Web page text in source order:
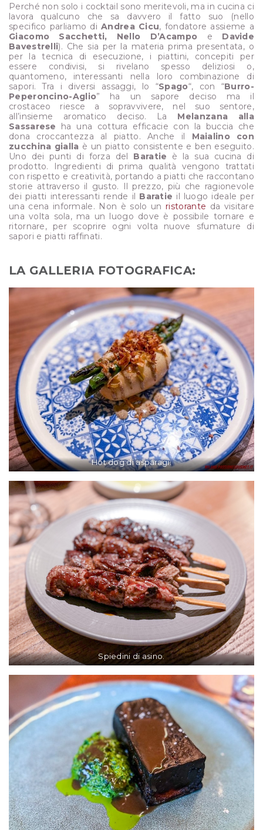
Perché non solo i cocktail sono meritevoli, ma in cucina ci
lavora qualcuno che sa davvero il fatto suo (nello
specifico parliamo diAndrea Cicu, fondatore assieme a
Giacomo Sacchetti, Nello D’Acampo e Davide
Bavestrelli). Che sia per la materia prima presentata, o
per la tecnica di esecuzione, i piattini, concepiti per
essere condivisi, si rivelano spesso deliziosi o,
quantomeno, interessanti nella loro combinazione di
sapori. Tra i diversi assaggi, lo “Spago“, con “Burro-
Peperoncino-Aglio” ha un sapore deciso ma il
crostaceo riesce a sopravvivere, nel suo sentore,
all’insieme aromatico deciso. La Melanzana alla
Sassarese ha una cottura efficacie con la buccia che
dona croccantezza al piatto. Anche il Maialino con
zucchina gialla è un piatto consistente e ben eseguito.
Uno dei punti di forza del Baratie è la sua cucina di
prodotto. Ingredienti di prima qualità vengono trattati
con rispetto e creatività, portando a piatti che raccontano
storie attraverso il gusto. Il prezzo, più che ragionevole
dei piatti interessanti rende il Baratie il luogo ideale per
una cena informale. Non è solo un ristorante da visitare
una volta sola, ma un luogo dove è possibile tornare e
ritornare, per scoprire ogni volta nuove sfumature di
sapori e piatti raffinati.
LA GALLERIA FOTOGRAFICA:
Hot dog di asparagi.
Spiedini di asino.